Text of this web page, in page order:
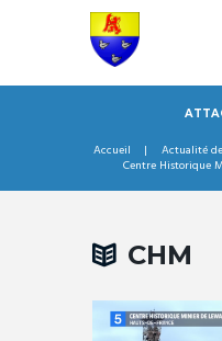
Accueil Actualité
Centre Historique
CHM